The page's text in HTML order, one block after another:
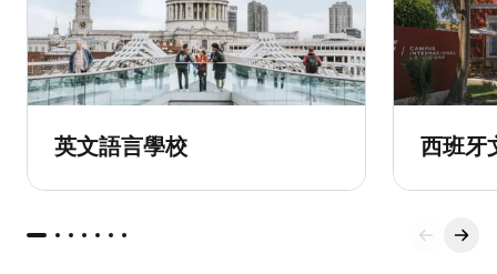
英文語言學校 西班牙